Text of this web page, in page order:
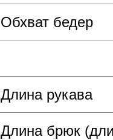
Длина брюк
Длина рукава
Обхват бедер